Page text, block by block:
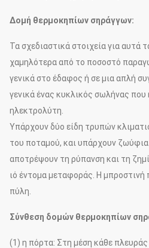
Δομή θερμοκηπίων σηράγγων:
Τα σχεδιαστικά στοιχεία για αυτά
χαμηλότερα από το ποσοστό
γενικά στο έδαφος ή σε μια απλή
γενικά ένας κυκλικός σωλήνας που
ηλεκτρολύτη.
Υπάρχουν δύο είδη τρυπών
του ποταμού, και υπάρχουν
αποτρέψουν τη ρύπανση και τη
ιό έντομα μεταφοράς. Η μπροστινή
πύλη.
Σύνθεση δομών θερμοκηπίων
(1) η πόρτα: Στη μέση κάθε